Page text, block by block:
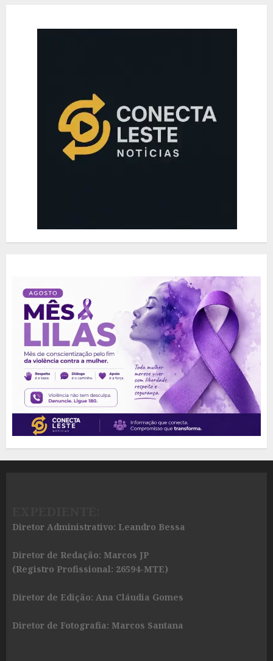
Diretor Administrativo: Leandro Bessa
Diretor de Redação: Marcos JP
(Registro Profissional: 26594-MTE)
Diretor de Edição: Ana Cláudia Gomes
Diretor de Fotografia: Marcos Santana